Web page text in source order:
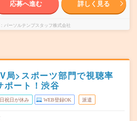
応募へ進む 詳しく見る
パーソルテンプスタッフ株式会社
局>スポーツ部門で視聴率
ポート！渋谷
祝日が休み WEB登録OK 派遣